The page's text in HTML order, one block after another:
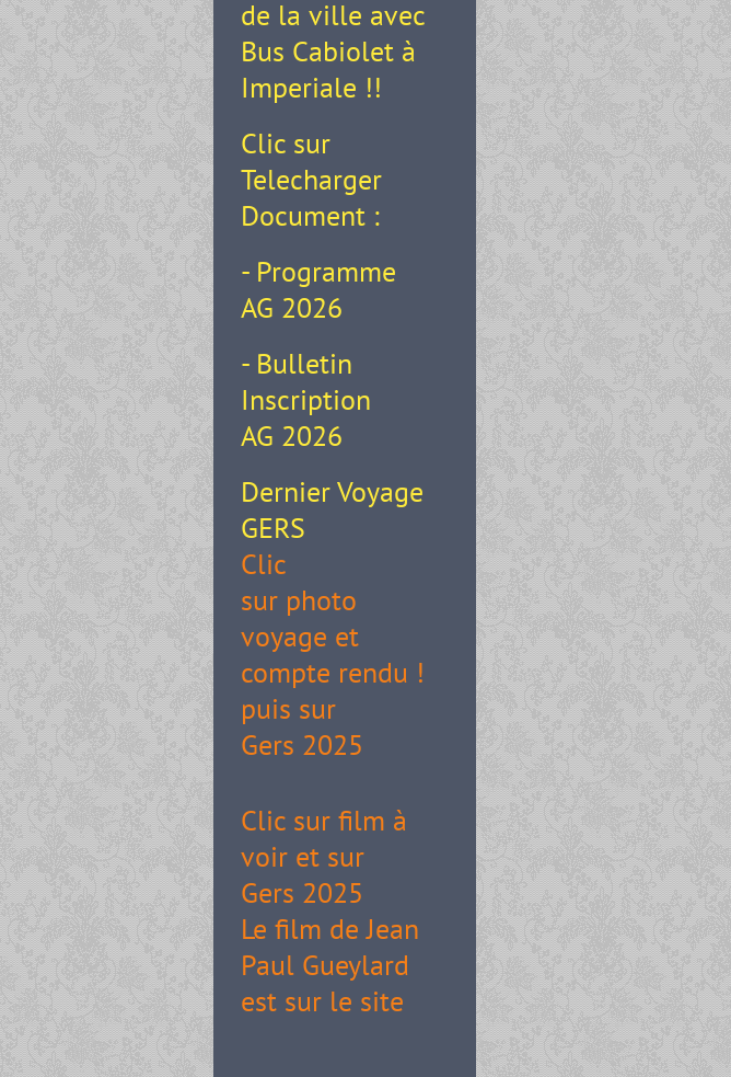
de la ville avec
Bus Cabiolet à
Imperiale !!
Clic sur
Telecharger
Document :
- Programme
AG 2026
- Bulletin
Inscription
AG 2026
Dernier Voyage
GERS
Clic
sur photo
voyage et
compte rendu !
puis sur
Gers 2025
Clic sur film à
voir et sur
Gers 2025
Le film de Jean
Paul Gueylard
est sur le site